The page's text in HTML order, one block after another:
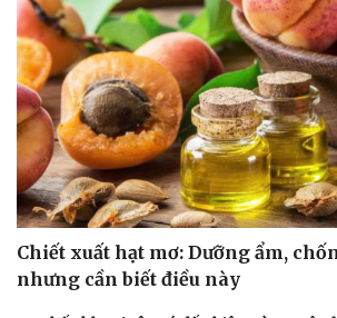
Chiết xuất hạt mơ: Dưỡng ẩm,
nhưng cần biết điều này